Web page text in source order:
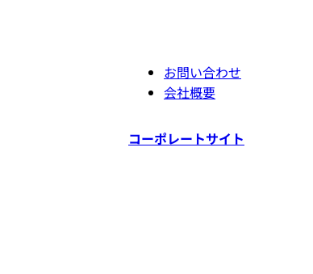
お問い合わせ
会社概要
コーポレートサイト